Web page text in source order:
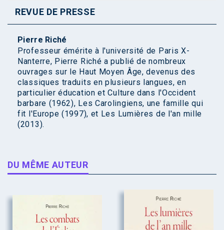
REVUE DE PRESSE
Pierre Riché
Professeur émérite à l'université de Paris X-
Nanterre, Pierre Riché a publié de nombreux
ouvrages sur le Haut Moyen Âge, devenus des
classiques traduits en plusieurs langues, en
particulier éducation et Culture dans l'Occident
barbare (1962), Les Carolingiens, une famille qui
fit l'Europe (1997), et Les Lumières de l'an mille
(2013).
DU MÊME AUTEUR